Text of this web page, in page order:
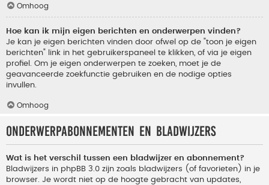
Omhoog
Hoe kan ik mijn eigen berichten en onderwerpen vinden?
Je kan je eigen berichten vinden door ofwel op de "toon je eigen
berichten" link in het gebruikerspaneel te klikken, of via je eigen
profiel. Om je eigen onderwerpen te zoeken, moet je de
geavanceerde zoekfunctie gebruiken en de nodige opties
invullen.
Omhoog
Onderwerpabonnementen en bladwijzers
Wat is het verschil tussen een bladwijzer en abonnement?
Bladwijzers in phpBB 3.0 zijn zoals bladwijzers (of favorieten) in je
browser. Je wordt niet op de hoogte gebracht van updates,